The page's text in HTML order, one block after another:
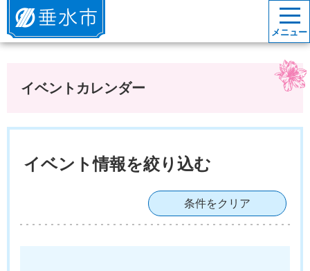
垂水市
メニュー
イベントカレンダー
イベント情報を絞り込む
条件をクリア